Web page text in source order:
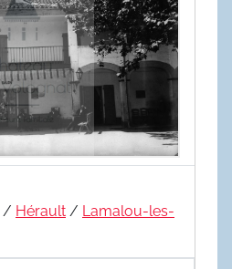
/ Hérault / Lamalou-les-